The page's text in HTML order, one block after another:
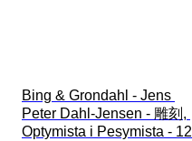
Bing & Grondahl - Jens
Peter Dahl-Jensen - 雕刻,
Optymista i Pesymista - 12